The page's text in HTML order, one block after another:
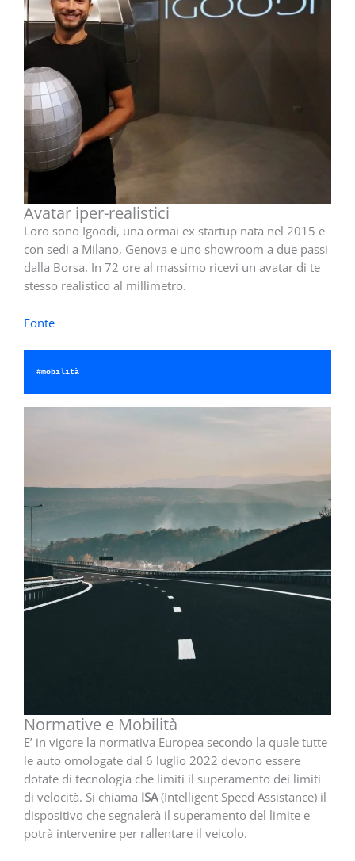
Avatar iper-realistici
Loro sono Igoodi, una ormai ex startup nata nel 2015 e
con sedi a Milano, Genova e uno showroom a due passi
dalla Borsa. In 72 ore al massimo ricevi un avatar di te
stesso realistico al millimetro.
Fonte
#mobilità
Normative e Mobilità
E’ in vigore la normativa Europea secondo la quale tutte
le auto omologate dal 6 luglio 2022 devono essere
dotate di tecnologia che limiti il superamento dei limiti
di velocità. Si chiama ISA(Intelligent Speed ​​​​Assistance) il
dispositivo che segnalerà il superamento del limite e
potrà intervenire per rallentare il veicolo.